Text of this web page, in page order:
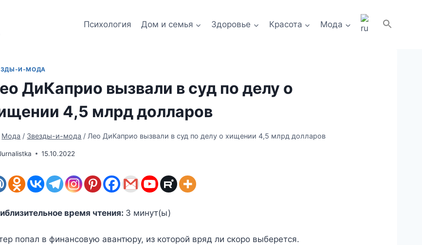
Психология Дом и семья Здоровье Красота Мода
И-МОДА
ДиКаприо вызвали в суд по делу о
4,5 млрд долларов
Мода / Звезды-и-мода / Лео ДиКаприо вызвали в суд по делу о хищении 4,5 млрд долларов
15.10.2022
время чтения: 3 минут(ы)
попал в финансовую авантюру, из которой вряд ли скоро выберется.